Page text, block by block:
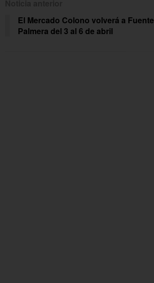
El Mercado Colono volverá a Fuente
Palmera del 3 al 6 de abril